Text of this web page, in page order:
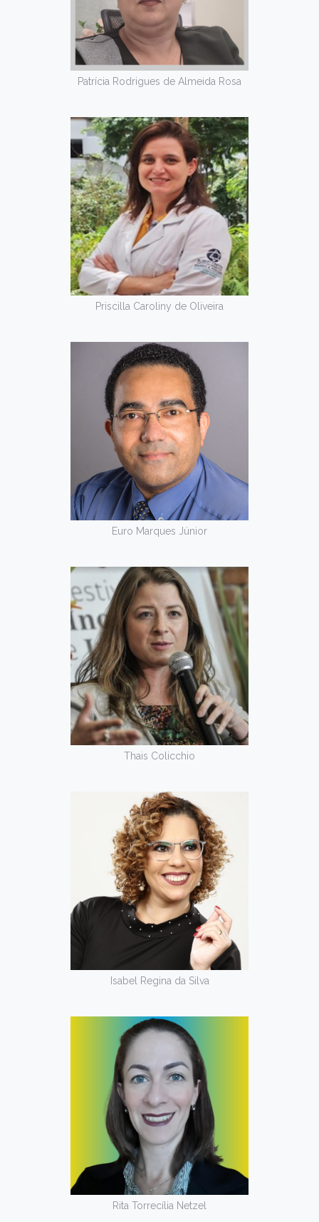
Patrícia Rodrigues de Almeida Rosa
Priscilla Caroliny de Oliveira
Euro Marques Júnior
Thais Colicchio
Isabel Regina da Silva
Rita Torrecília Netzel